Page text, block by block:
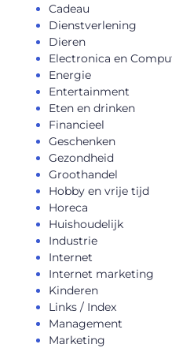
Cadeau
Dienstverlening
Dieren
Electronica en
Energie
Entertainment
Eten en drinken
Financieel
Geschenken
Gezondheid
Groothandel
Hobby en vrije tijd
Horeca
Huishoudelijk
Industrie
Internet
Internet marketing
Kinderen
Links / Index
Management
Marketing